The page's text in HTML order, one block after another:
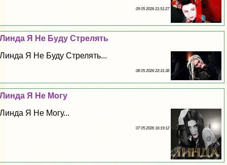
09 05 2026 21:51:27
Линда Я Не Буду Стрелять
Линда Я Не Буду Стрелять...
08 05 2026 22:31:38
Линда Я Не Могу
Линда Я Не Могу...
07 05 2026 16:19:12